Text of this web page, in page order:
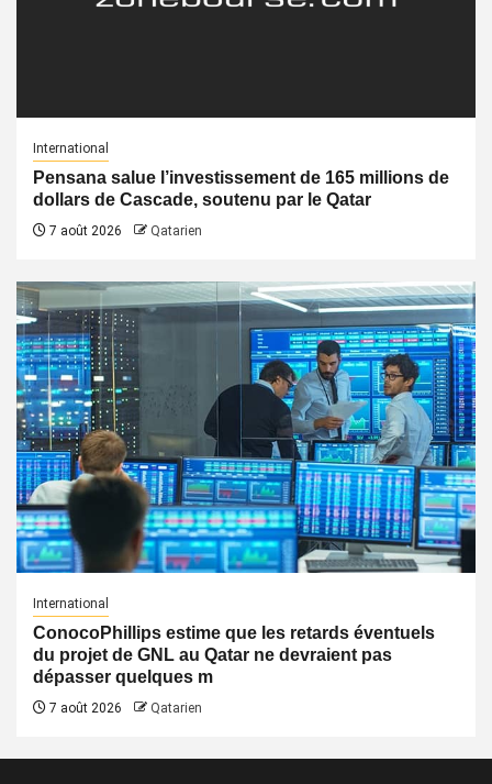
International
Pensana salue l’investissement de 165 millions de
dollars de Cascade, soutenu par le Qatar
7 août 2026 Qatarien
International
ConocoPhillips estime que les retards éventuels
du projet de GNL au Qatar ne devraient pas
dépasser quelques m
7 août 2026 Qatarien